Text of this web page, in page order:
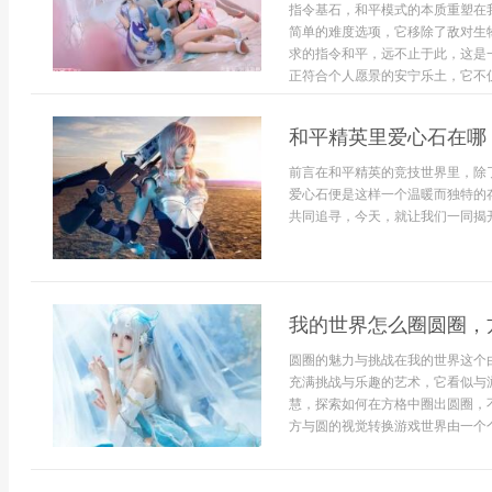
指令基石，和平模式的本质重塑
简单的难度选项，它移除了敌对
求的指令和平，远不止于此，这
正符合个人愿景的安宁乐土，它不
和平精英里爱心石在
前言在和平精英的竞技世界里，
爱心石便是这样一个温暖而独特
共同追寻，今天，就让我们一同揭
我的世界怎么圈圆圈
圆圈的魅力与挑战在我的世界这
充满挑战与乐趣的艺术，它看似
慧，探索如何在方格中圈出圆圈
方与圆的视觉转换游戏世界由一